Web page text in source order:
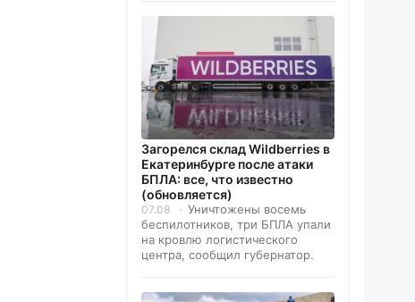
Загорелся склад Wildberries в
Екатеринбурге после атаки
БПЛА: все, что известно
(обновляется)
07.08
Уничтожены восемь
беспилотников, три БПЛА упали
на кровлю логистического
центра, сообщил губернатор.